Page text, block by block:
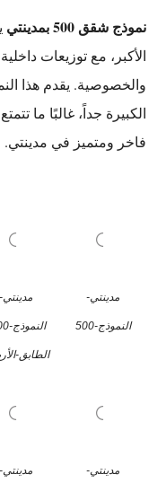
نموذج شقق 500 بمدينتي
الأكبر، مع توزيعات
والخصوصية. يقدم هذا
الكبيرة جداً، غالبًا ما
فاخر ومتميز في مدينتي.
مدينتي-
النموذج-500
مدينتي-
الطابق-
مدينتي- مدينتي-